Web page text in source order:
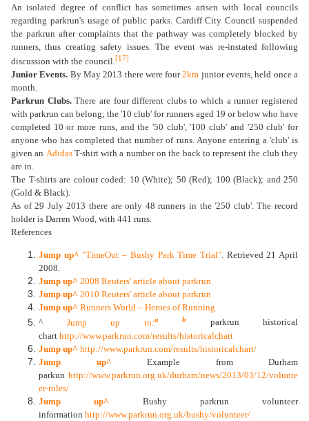
An isolated degree of conflict has sometimes arisen with local councils
regarding parkrun's usage of public parks. Cardiff City Council suspended
the parkrun after complaints that the pathway was completely blocked by
runners, thus creating safety issues. The event was re-instated following
discussion with the council.[17]
Junior Events. By May 2013 there were four2km junior events, held once a
month.
Parkrun Clubs.There are four different clubs to which a runner registered
with parkrun can belong; the '10 club' for runners aged 19 or below who have
completed 10 or more runs, and the '50 club', '100 club' and '250 club' for
anyone who has completed that number of runs. Anyone entering a 'club' is
given an AdidasT-shirt with a number on the back to represent the club they
are in.
The T-shirts are colour coded: 10 (White); 50 (Red); 100 (Black); and 250
(Gold & Black).
As of 29 July 2013 there are only 48 runners in the '250 club'. The record
holder is Darren Wood, with 441 runs.
References
Jump up^ "TimeOut – Bushy Park Time Trial". Retrieved 21 April
2008.
Jump up^ 2008 Reuters' article about parkrun
Jump up^ 2010 Reuters' article about parkrun
Jump up^ Runners World – Heroes of Running
^ Jump up to:a b
parkrun historical
chart http://www.parkrun.com/results/historicalchart
Jump up^ http://www.parkrun.com/results/historicalchart/
Jump up^ Example from Durham
parkun http://www.parkrun.org.uk/durham/news/2013/03/12/volunte
er-roles/
Jump up^ Bushy parkrun volunteer
information http://www.parkrun.org.uk/bushy/volunteer/